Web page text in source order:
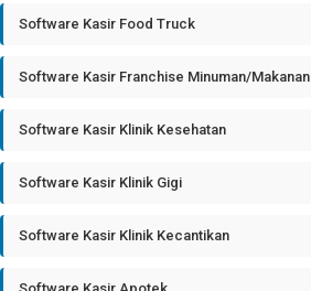
Software Kasir Food Truck
Software Kasir Franchise Minuman/Makanan
Software Kasir Klinik Kesehatan
Software Kasir Klinik Gigi
Software Kasir Klinik Kecantikan